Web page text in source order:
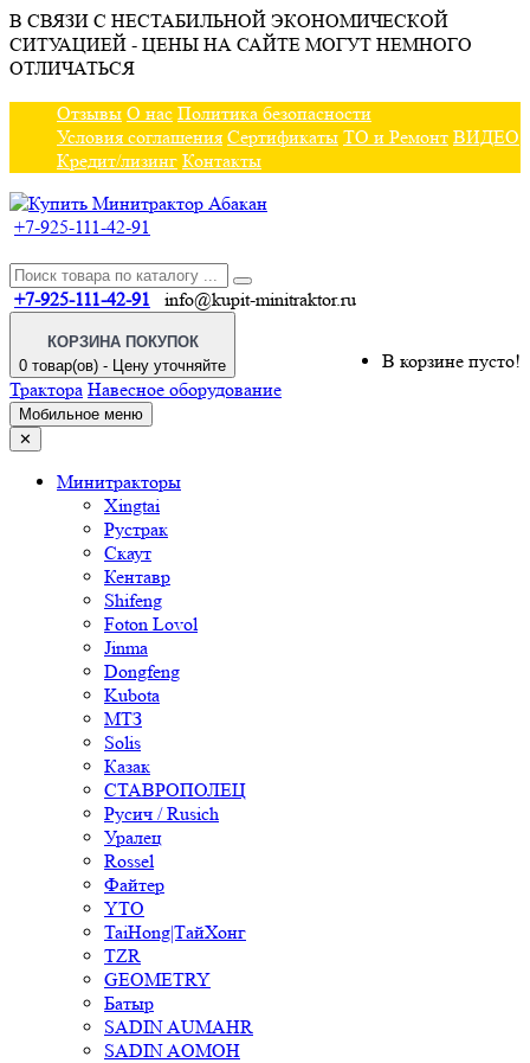
В СВЯЗИ С НЕСТАБИЛЬНОЙ ЭКОНОМИЧЕСКОЙ
СИТУАЦИЕЙ - ЦЕНЫ НА САЙТЕ МОГУТ НЕМНОГО
ОТЛИЧАТЬСЯ
Отзывы О нас Политика безопасности
Условия соглашения Сертификаты ТО и Ремонт ВИДЕО
Кредит/лизинг Контакты
+7-925-111-42-91
+7-925-111-42-91 info@kupit-minitraktor.ru
КОРЗИНА ПОКУПОК
0 товар(ов) - Цену уточняйте
В корзине пусто!
Трактора Навесное оборудование
Мобильное меню
✕
Минитракторы
Xingtai
Рустрак
Скаут
Кентавр
Shifeng
Foton Lovol
Jinma
Dongfeng
Kubota
МТЗ
Solis
Казак
СТАВРОПОЛЕЦ
Русич / Rusich
Уралец
Rossel
Файтер
YTO
TaiHong|ТайХонг
TZR
GEOMETRY
Батыр
SADIN AUMAHR
SADIN AOMOH